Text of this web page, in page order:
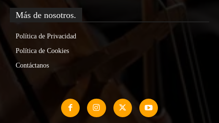
Más de nosotros.
Política de Privacidad
Política de Cookies
Contáctanos